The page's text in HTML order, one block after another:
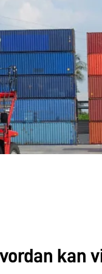
kan